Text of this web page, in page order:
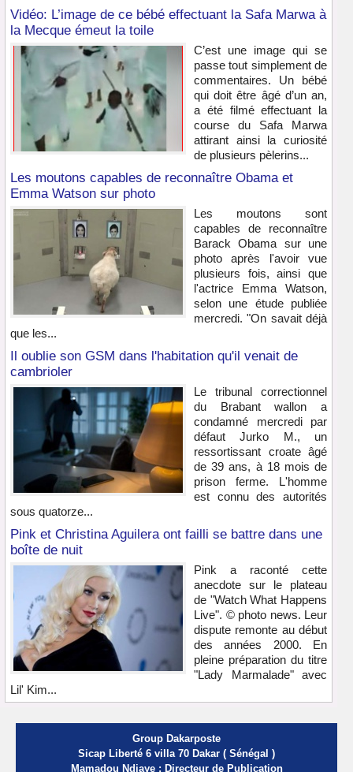
Vidéo: L’image de ce bébé effectuant la Safa Marwa à
la Mecque émeut la toile
C’est une image qui se
passe tout simplement de
commentaires. Un bébé
qui doit être âgé d’un an,
a été filmé effectuant la
course du Safa Marwa
attirant ainsi la curiosité
de plusieurs pèlerins...
Les moutons capables de reconnaître Obama et
Emma Watson sur photo
Les moutons sont
capables de reconnaître
Barack Obama sur une
photo après l'avoir vue
plusieurs fois, ainsi que
l'actrice Emma Watson,
selon une étude publiée
mercredi. "On savait déjà
que les...
Il oublie son GSM dans l'habitation qu'il venait de
cambrioler
Le tribunal correctionnel
du Brabant wallon a
condamné mercredi par
défaut Jurko M., un
ressortissant croate âgé
de 39 ans, à 18 mois de
prison ferme. L'homme
est connu des autorités
sous quatorze...
Pink et Christina Aguilera ont failli se battre dans une
boîte de nuit
Pink a raconté cette
anecdote sur le plateau
de "Watch What Happens
Live". © photo news. Leur
dispute remonte au début
des années 2000. En
pleine préparation du titre
"Lady Marmalade" avec
Lil' Kim...
Group Dakarposte
Sicap Liberté 6 villa 70 Dakar ( Sénégal )
Mamadou Ndiaye : Directeur de Publication